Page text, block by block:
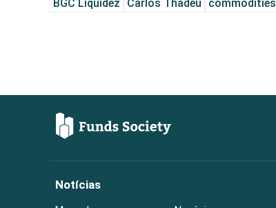
BGC Liquidez Carlos Thadeu commodities
Notícias